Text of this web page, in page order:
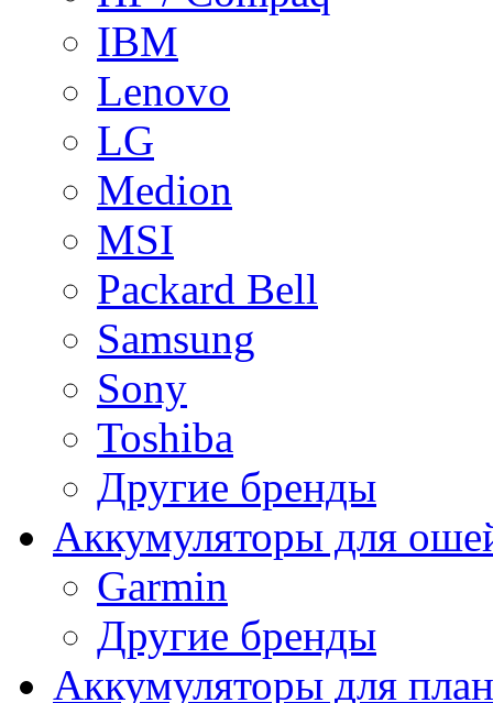
IBM
Lenovo
LG
Medion
MSI
Packard Bell
Samsung
Sony
Toshiba
Другие бренды
Аккумуляторы для
Garmin
Другие бренды
Аккумуляторы для